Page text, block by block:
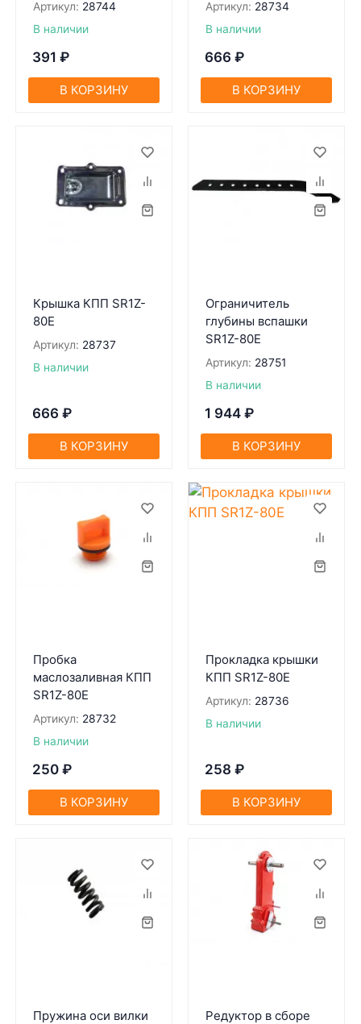
Артикул: 28744
В наличии
391 ₽
В КОРЗИНУ
Артикул: 28734
В наличии
666 ₽
В КОРЗИНУ
Крышка КПП SR1Z-
80Е
Артикул: 28737
В наличии
666 ₽
В КОРЗИНУ
Ограничитель
глубины вспашки
SR1Z-80Е
Артикул: 28751
В наличии
1 944 ₽
В КОРЗИНУ
Пробка
маслозаливная КПП
SR1Z-80Е
Артикул: 28732
В наличии
250 ₽
В КОРЗИНУ
Прокладка крышки
КПП SR1Z-80Е
Артикул: 28736
В наличии
258 ₽
В КОРЗИНУ
Пружина оси вилки
Редуктор в сборе